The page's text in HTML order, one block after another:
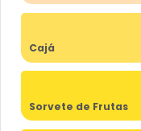
Cajá
Sorvete de Frutas